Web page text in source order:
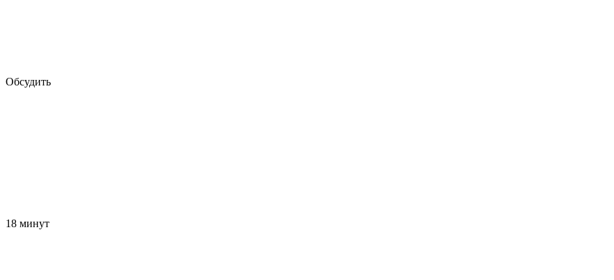
Обсудить
18 минут